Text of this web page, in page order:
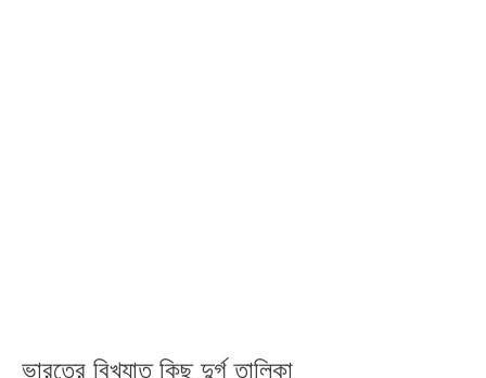
ভারতের বিখ্যাত কিছু দুর্গ তালিকা